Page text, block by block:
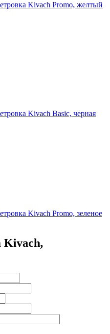
Kivach Promo, желтый
Kivach Basic, черная
Kivach Promo, зеленое
Kivach,